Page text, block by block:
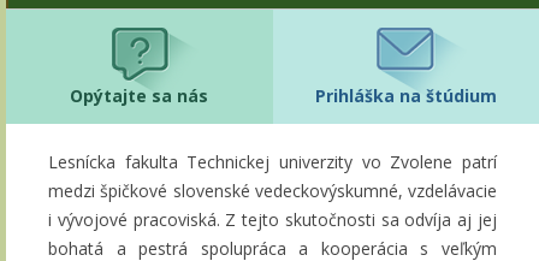
Opýtajte sa nás Prihláška na štúdium
Lesnícka fakulta Technickej univerzity vo Zvolene patrí
medzi špičkové slovenské vedeckovýskumné, vzdelávacie
i vývojové pracoviská. Z tejto skutočnosti sa odvíja aj jej
bohatá a pestrá spolupráca a kooperácia s veľkým